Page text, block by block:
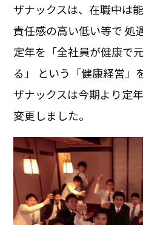
ザナックスは、在職中は
責任感の高い低い等で 処
定年を「全社員が健康で
る」 という「健康経営」
ザナックスは今期より定
変更しました。